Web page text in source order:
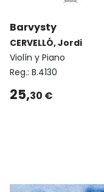
Barvysty
CERVELLÓ, Jordi
Violín y Piano
Reg.: B.4130
25,30 €